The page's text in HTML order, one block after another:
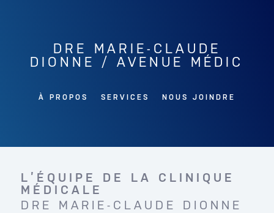
DRE MARIE-CLAUDE
DIONNE / AVENUE MÉDIC
À PROPOS SERVICES NOUS JOINDRE
L’ÉQUIPE DE LA CLINIQUE
MÉDICALE
DRE MARIE-CLAUDE DIONNE